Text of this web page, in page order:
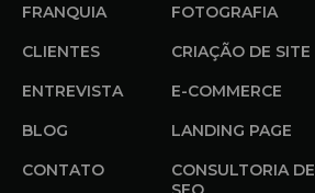
FRANQUIA
CLIENTES
ENTREVISTA
BLOG
CONTATO
FOTOGRAFIA
CRIAÇÃO DE SITE
E-COMMERCE
LANDING PAGE
CONSULTORIA DE